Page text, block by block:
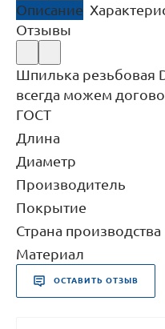
Описание
Отзывы
Шпилька резьбовая
всегда можем
ГОСТ
Длина
Диаметр
Производитель
Покрытие
Страна производства
Материал
ОСТАВИТЬ ОТЗЫВ